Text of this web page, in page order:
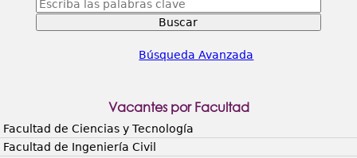
palabras
Búsqueda Avanzada
Vacantes por Facultad
Facultad de Ciencias y Tecnología
Facultad de Ingeniería Civil